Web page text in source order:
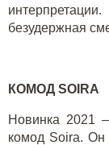
безудержная
КОМОД SOIRA
Новинка 2021
комод Soira. Он